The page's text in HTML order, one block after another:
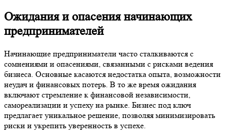
Ожидания и опасения начинающих
предпринимателей
Начинающие предприниматели часто сталкиваются с
сомнениями и опасениями, связанными с рисками ведения
бизнеса. Основные касаются недостатка опыта, возможности
неудач и финансовых потерь. В то же время ожидания
включают стремление к финансовой независимости,
самореализации и успеху на рынке. Бизнес под ключ
предлагает уникальное решение, позволяя минимизировать
риски и укрепить уверенность в успехе.